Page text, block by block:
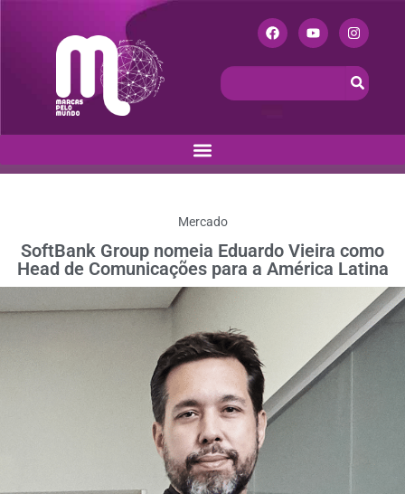
Mercado
SoftBank Group nomeia Eduardo Vieira como
Head de Comunicações para a América Latina